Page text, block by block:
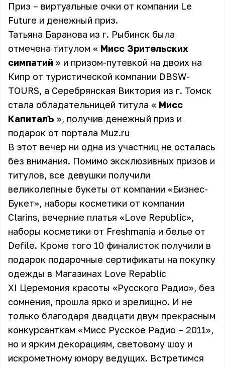
Приз – виртуальные очки от компании Le
Future и денежный приз.
Татьяна Баранова из г. Рыбинск была
отмечена титулом « Мисс Зрительских
симпатий » и призом-путевкой на двоих на
Кипр от туристической компании DBSW-
TOURS, а Серебрянская Виктория из г. Томск
стала обладательницей титула « Мисс
КапиталЪ », получив денежный приз и
подарок от портала Muz.ru
В этот вечер ни одна из участниц не осталась
без внимания. Помимо эксклюзивных призов и
титулов, все девушки получили
великолепные букеты от компании «Бизнес-
Букет», наборы косметики от компании
Clarins, вечерние платья «Love Republic»,
наборы косметики от Freshmania и белье от
Defile. Кроме того 10 финалисток получили в
подарок подарочные сертификаты на покупку
одежды в Магазинах Love Repablic
XI Церемония красоты «Русского Радио», без
сомнения, прошла ярко и зрелищно. И не
только благодаря двадцати двум прекрасным
конкурсанткам «Мисс Русское Радио – 2011»,
но и ярким декорациям, световому шоу и
искрометному юмору ведущих. Встретимся